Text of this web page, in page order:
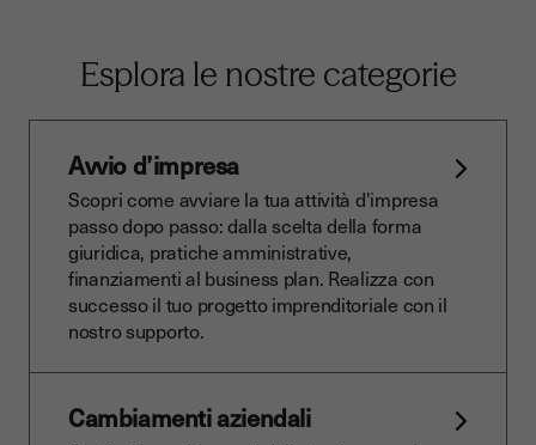
Esplora le nostre categorie
Avvio d’impresa
Scopri come avviare la tua attività d'impresa
passo dopo passo: dalla scelta della forma
giuridica, pratiche amministrative,
finanziamenti al business plan. Realizza con
successo il tuo progetto imprenditoriale con il
nostro supporto.
Cambiamenti aziendali